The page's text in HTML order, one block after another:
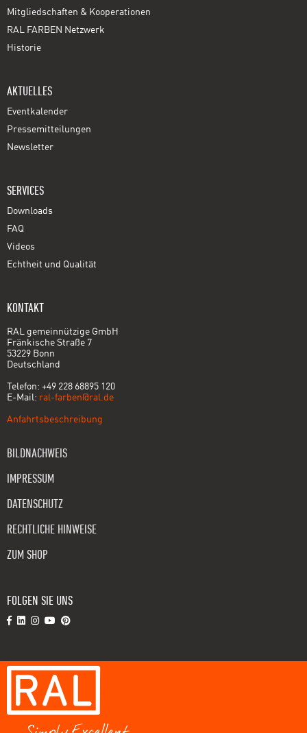
Mitgliedschaften & Kooperationen
RAL FARBEN Netzwerk
Historie
AKTUELLES
Eventkalender
Pressemitteilungen
Newsletter
SERVICES
Downloads
FAQ
Videos
Echtheit und Qualität
KONTAKT
RAL gemeinnützige GmbH
Fränkische Straße 7
53229 Bonn
Deutschland
Telefon: +49 228 68895 120
E-Mail: ral-farben@ral.de
Anfahrtsbeschreibung
BILDNACHWEIS
IMPRESSUM
DATENSCHUTZ
RECHTLICHE HINWEISE
ZUM SHOP
FOLGEN SIE UNS